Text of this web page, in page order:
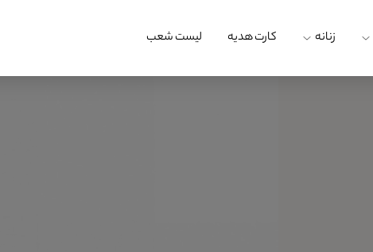
زنانه کارت هدیه لیست شعب